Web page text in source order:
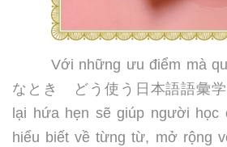
Với những ưu điểm mà
なとき どう使う日本語語彙
lại hứa hẹn sẽ giúp người học
hiểu biết về từng từ, mở rộng